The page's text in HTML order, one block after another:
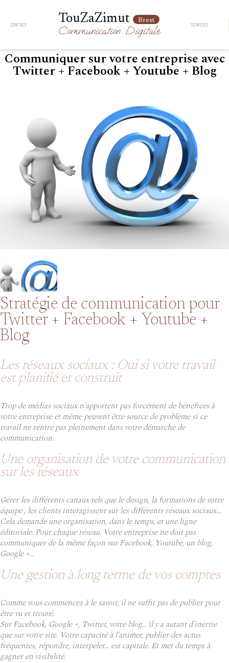
CONTACT TouZaZimut Brest
Communication Digitale SERVICES
Communiquer sur votre entreprise avec
Twitter + Facebook + Youtube + Blog
Stratégie de communication pour
Twitter + Facebook + Youtube +
Blog
Les réseaux sociaux : Oui si votre travail
est planifié et construit
Trop de médias sociaux n'apportent pas forcément de bénéfices à
votre entreprise et même peuvent être source de problème si ce
travail ne rentre pas pleinement dans votre démarche de
communication.
Une organisation de votre communication
sur les réseaux
Gérer les différents canaux tels que le design, la formations de votre
équipe , les clients interagissent sur les différents réseaux sociaux...
Cela demande une organisation, dans le temps, et une ligne
éditoriale. Pour chaque réseau. Votre entreprise ne doit pas
communiquer de la même façon sur Facebook, Youtube, un blog,
Google +...
Une gestion à long terme de vos comptes
Comme vous commencez à le savoir, il ne suffit pas de publier pour
être vu et trouvé.
Sur Facebook, Google +, Twitter, votre blog... il y a autant d'inertie
que sur votre site. Votre capacité à l'animer, publier des actus
fréquentes, répondre, interpeler... est capitale. Et met du temps à
gagner en visibilité.